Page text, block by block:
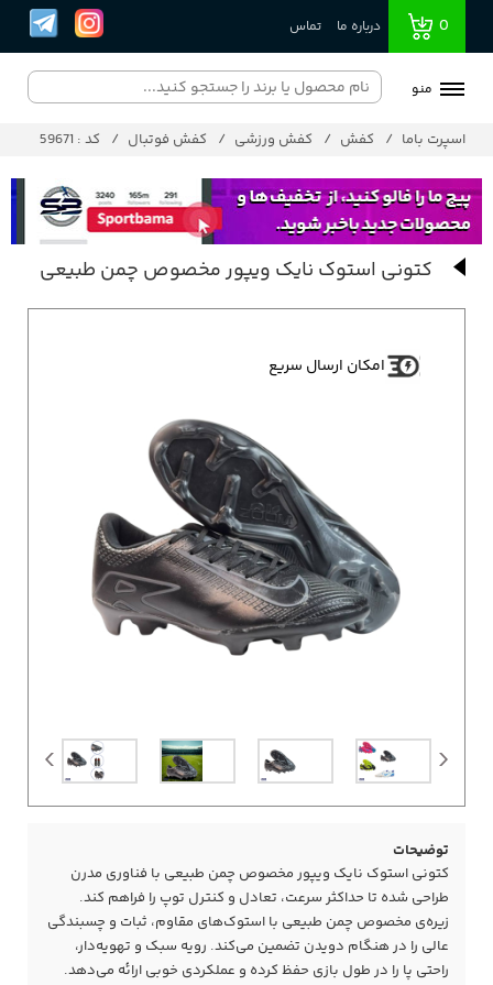
0 درباره ما تماس
منو
اسپرت باما کفش کفش ورزشی کفش فوتبال کد : 59671
کتونی استوک نایک ویپور مخصوص چمن طبیعی
امکان ارسال سریع
توضیحات
کتونی استوک نایک ویپور مخصوص چمن طبیعی با فناوری مدرن
طراحی شده تا حداکثر سرعت، تعادل و کنترل توپ را فراهم کند.
زیره‌ی مخصوص چمن طبیعی با استوک‌های مقاوم، ثبات و چسبندگی
عالی را در هنگام دویدن تضمین می‌کند. رویه سبک و تهویه‌دار،
راحتی پا را در طول بازی حفظ کرده و عملکردی خوبی ارائه می‌دهد.